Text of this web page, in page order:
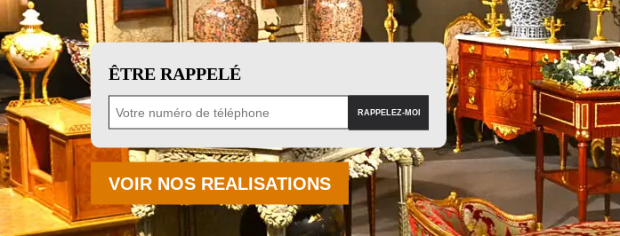
ÊTRE RAPPELÉ
VOIR NOS REALISATIONS